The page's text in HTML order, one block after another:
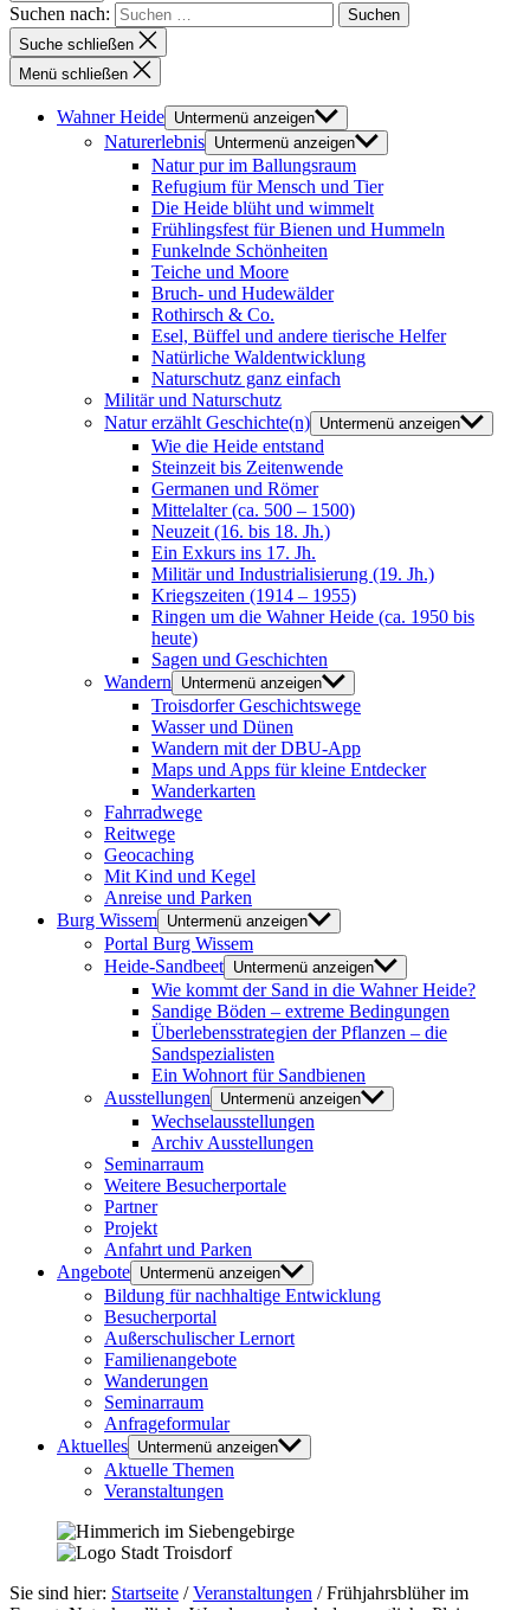
Suchen nach:
Suche schließen
Menü schließen
Wahner Heide Untermenü anzeigen
Naturerlebnis Untermenü anzeigen
Natur pur im Ballungsraum
Refugium für Mensch und Tier
Die Heide blüht und wimmelt
Frühlingsfest für Bienen und Hummeln
Funkelnde Schönheiten
Teiche und Moore
Bruch- und Hudewälder
Rothirsch & Co.
Esel, Büffel und andere tierische Helfer
Natürliche Waldentwicklung
Naturschutz ganz einfach
Militär und Naturschutz
Natur erzählt Geschichte(n) Untermenü anzeigen
Wie die Heide entstand
Steinzeit bis Zeitenwende
Germanen und Römer
Mittelalter (ca. 500 – 1500)
Neuzeit (16. bis 18. Jh.)
Ein Exkurs ins 17. Jh.
Militär und Industrialisierung (19. Jh.)
Kriegszeiten (1914 – 1955)
Ringen um die Wahner Heide (ca. 1950 bis
heute)
Sagen und Geschichten
Wandern
Untermenü anzeigen
Troisdorfer Geschichtswege
Wasser und Dünen
Wandern mit der DBU-App
Maps und Apps für kleine Entdecker
Wanderkarten
Fahrradwege
Reitwege
Geocaching
Mit Kind und Kegel
Anreise und Parken
Burg Wissem Untermenü anzeigen
Portal Burg Wissem
Heide-Sandbeet Untermenü anzeigen
Wie kommt der Sand in die Wahner Heide?
Sandige Böden – extreme Bedingungen
Überlebensstrategien der Pflanzen – die
Sandspezialisten
Ein Wohnort für Sandbienen
Ausstellungen
Untermenü anzeigen
Wechselausstellungen
Archiv Ausstellungen
Seminarraum
Weitere Besucherportale
Partner
Projekt
Anfahrt und Parken
Angebote Untermenü anzeigen
Bildung für nachhaltige Entwicklung
Besucherportal
Außerschulischer Lernort
Familienangebote
Wanderungen
Seminarraum
Anfrageformular
Aktuelles Untermenü anzeigen
Aktuelle Themen
Veranstaltungen
Sie sind hier: Startseite /Veranstaltungen /Frühjahrsblüher im